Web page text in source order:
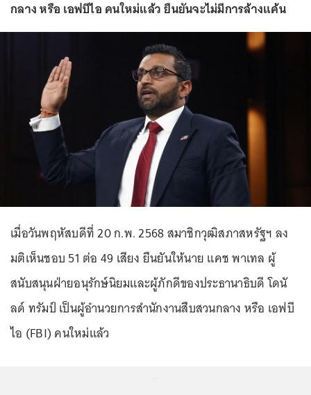
กลาง หรือ เอฟบีไอ คนใหม่แล้ว ยืนยันจะไม่มีการล้างแค้น
เมื่อวันพฤหัสบดีที่ 20 ก.พ. 2568 สมาชิกวุฒิสภาสหรัฐฯ ลง
มติเห็นชอบ 51 ต่อ 49 เสียง ยืนยันให้นาย แคช พาเทล ผู้
สนับสนุนฝ่ายอนุรักษ์นิยมและผู้ภักดีของประธานาธิบดี โดนั
ลด์ ทรัมป์ เป็นผู้อำนวยการสำนักงานสืบสวนกลาง หรือ เอฟบี
ไอ (FBI) คนใหม่แล้ว